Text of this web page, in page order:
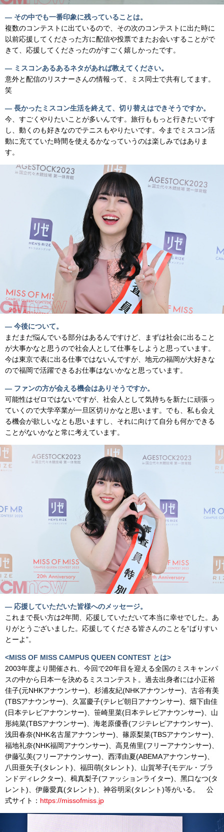
— その中でも一番印象に残っていることは。
複数のコンテストに出ているので、その次のコンテストに出た時に
以前応援してくださった方に配信や投票でまたお会いすることがで
きて、応援してくださったのがすごく嬉しかったです。
— ミスコンあるあるネタがあれば教えてください。
意外と配信のリスナーさんの情報って、ミス同士で共有してます。
笑
— 長かったミスコン生活を終えて、切り替えはできそうですか。
今、すごくやりたいことが多いんです。旅行ももっと行きたいです
し、動くのも好きなのでテニスもやりたいです。今までミスコン活
動に充てていた時間を使えるかなっていうのは楽しみではありま
す。
— 今後について。
まだまだ悩んでいる部分はあるんですけど、まずは社会に出ること
が大事かなと思うので社会人として仕事をしようと思っています。
今は東京で表に出る仕事ではないんですが、地元の福岡が大好きな
ので福岡で活躍できるお仕事はないかなと思っています。
— ファンの方が会える機会はありそうですか。
可能性はゼロではないですが、社会人として気持ちを新たに頑張っ
ていくので大学卒業が一旦区切りかなと思います。でも、私も会え
る機会が欲しいなとも思いますし、それに向けて自分も何かできる
ことがないかなと常に考えています。
— 応援していただいた皆様へのメッセージ。
これまで長い方は2年間、応援していただいて本当に幸せでした。あ
りがとうございました。応援してくださる皆さんのことを“ばりすい
とーよ”。
<MISS OF MISS CAMPUS QUEEN CONTEST とは>
2003年度より開催され、今回で20年目を迎える全国のミスキャンパ
スの中から日本一を決めるミスコンテスト。過去出身者には小正裕
佳子(元NHKアナウンサー)、杉浦友紀(NHKアナウンサー)、古谷有美
(TBSアナウンサー)、久冨慶子(テレビ朝日アナウンサー)、畑下由佳
(日本テレビアナウンサー)、笹崎里菜(日本テレビアナウンサー)、山
形純菜(TBSアナウンサー)、海老原優香(フジテレビアナウンサー)、
浅田春奈(NHK名古屋アナウンサー)、篠原梨菜(TBSアナウンサー)、
福地礼奈(NHK福岡アナウンサー)、高見侑里(フリーアナウンサー)、
伊藤弘美(フリーアナウンサー)、⻄澤由夏(ABEMAアナウンサー)、
八田亜矢子(タレント)、福田萌(タレント)、山賀琴子(モデル・ブラ
ンドディレクター)、楫真梨子(ファッションライター)、黑口なつ(タ
レント)、伊藤愛真(タレント)、神谷明采(タレント)等がいる。 公
式サイト： https://missofmiss.jp